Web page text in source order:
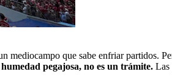
que sabe enfriar partidos.
pegajosa, no es un trámite. Las